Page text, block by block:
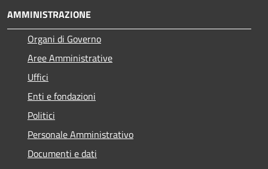
AMMINISTRAZIONE
Organi di Governo
Aree Amministrative
Uffici
Enti e fondazioni
Politici
Personale Amministrativo
Documenti e dati